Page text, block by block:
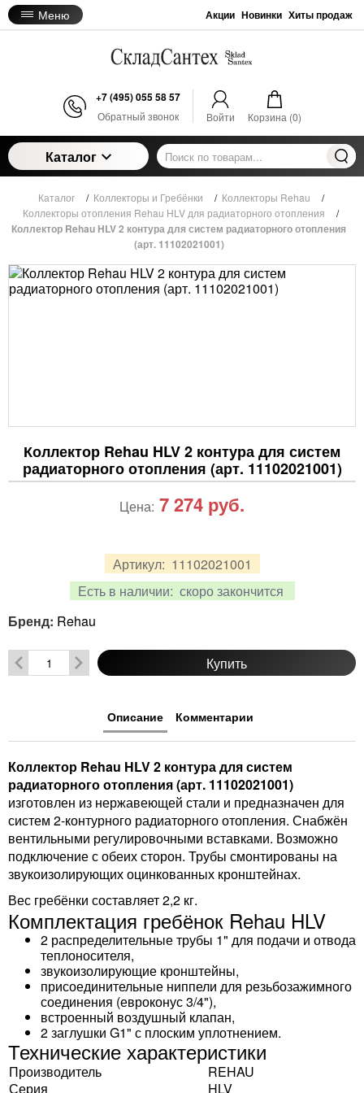
Меню Акции Новинки Хиты продаж
+7 (495) 055 58 57
Обратный звонок Войти Корзина (0)
Каталог
Каталог / Коллекторы и Гребёнки / Коллекторы Rehau
/
Коллекторы отопления Rehau HLV для радиаторного отопления
/
Коллектор Rehau HLV 2 контура для систем радиаторного отопления
(арт. 11102021001)
Коллектор Rehau HLV 2 контура для систем
радиаторного отопления (арт. 11102021001)
Артикул: 11102021001
Есть в наличии: скоро закончится
Цена: 7 274 руб.
Бренд: Rehau
Купить
Описание Комментарии
Коллектор Rehau HLV 2 контура для систем
радиаторного отопления (арт. 11102021001)
изготовлен из нержавеющей стали и предназначен для
систем 2-контурного радиаторного отопления. Снабжён
вентильными регулировочными вставками. Возможно
подключение с обеих сторон. Трубы смонтированы на
звукоизолирующих оцинкованных кронштейнах.
Вес гребёнки составляет 2,2 кг.
Комплектация гребёнок Rehau HLV
2 распределительные трубы 1" для подачи и отвода
теплоносителя,
звукоизолирующие кронштейны,
присоединительные ниппели для резьбозажимного
соединения (евроконус 3/4"),
встроенный воздушный клапан,
2 заглушки G1" с плоским уплотнением.
Технические характеристики
Производитель
REHAU
Серия
HLV